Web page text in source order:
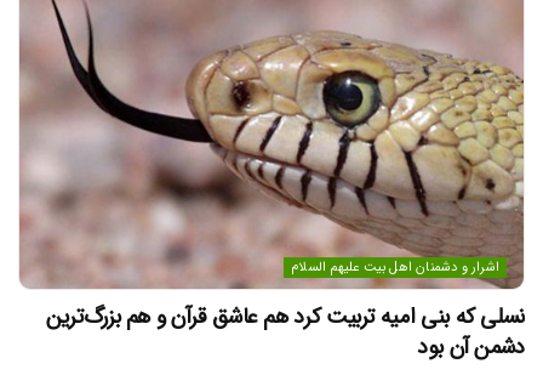
اشرار و دشمنان اهل بیت علیهم السلام
نسلی که بنی امیه تربیت کرد هم عاشق قرآن و هم بزرگ‌ترین
دشمن آن بود